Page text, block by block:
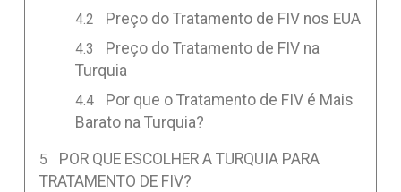
Preço do Tratamento de FIV nos EUA
Preço do Tratamento de FIV na
Turquia
Por que o Tratamento de FIV é Mais
Barato na Turquia?
POR QUE ESCOLHER A TURQUIA PARA
TRATAMENTO DE FIV?